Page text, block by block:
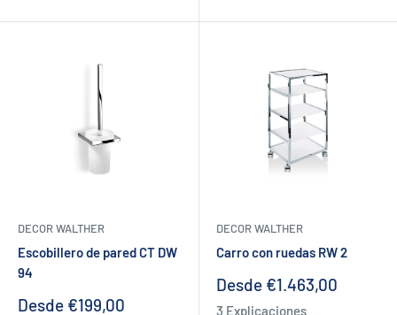
DECOR WALTHER
Escobillero de pared CT DW
94
Precio
Desde €199,00
DECOR WALTHER
Carro con ruedas RW 2
Precio
Desde €1.463,00
3 Explicaciones